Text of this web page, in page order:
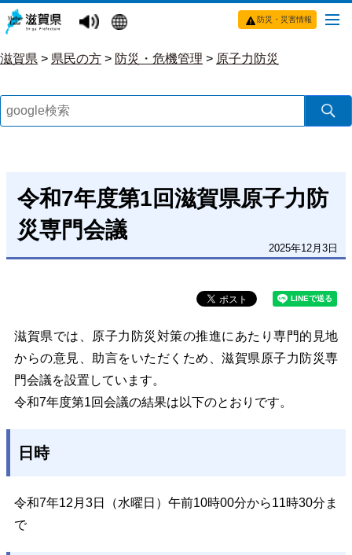
防災・災害情報
滋賀県 > 県民の方 > 防災・危機管理 > 原子力防災
令和7年度第1回滋賀県原子力防
災専門会議
2025年12月3日
滋賀県では、原子力防災対策の推進にあたり専門的見地
からの意見、助言をいただくため、滋賀県原子力防災専
門会議を設置しています。
令和7年度第1回会議の結果は以下のとおりです。
日時
令和7年12月3日（水曜日）午前10時00分から11時30分ま
で